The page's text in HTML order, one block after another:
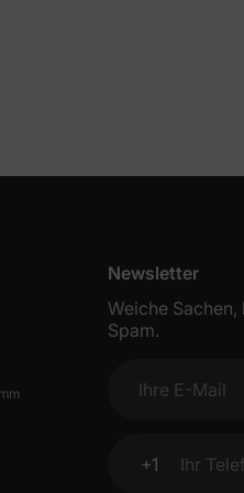
Newsletter
Weiche
Spam.
Ihre E-Mail
+1
Ihr Telefon
&
erste